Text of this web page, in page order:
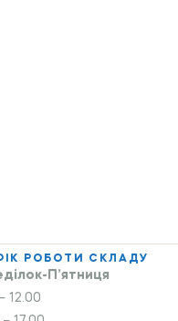
РОБОТИ СКЛАДУ
П’ятниця
12.00